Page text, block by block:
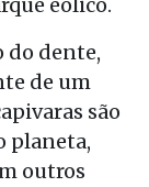
do dente,
de um
são
planeta,
outros